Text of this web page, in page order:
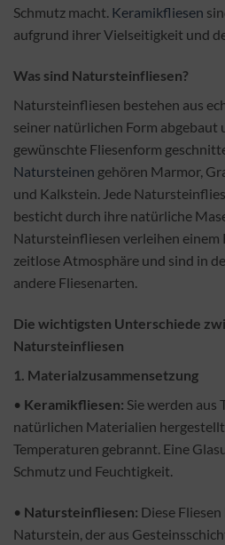
Schmutz macht. Keramikfliesen
aufgrund ihrer Vielseitigkeit und
Was sind Natursteinfliesen?
Natursteinfliesen bestehen aus
seiner natürlichen Form abgebaut
gewünschte Fliesenform
Natursteinen gehören Marmor,
und Kalkstein. Jede
besticht durch ihre natürliche
Natursteinfliesen verleihen einem
zeitlose Atmosphäre und sind in
andere Fliesenarten.
Die wichtigsten Unterschiede
Natursteinfliesen
1. Materialzusammensetzung
• Keramikfliesen: Sie werden aus
natürlichen Materialien
Temperaturen gebrannt. Eine
Schmutz und Feuchtigkeit.
• Natursteinfliesen: Diese
Naturstein, der aus